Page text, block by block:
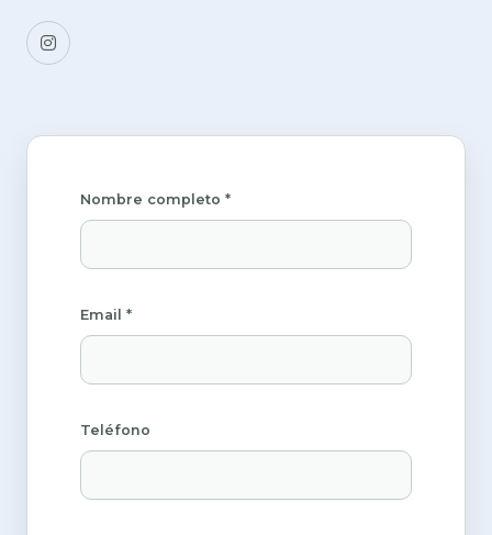
Nombre completo *
Email *
Teléfono